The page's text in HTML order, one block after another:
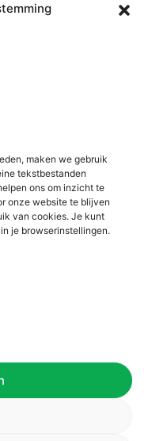
maken we gebruik
tekstbestanden
ons om inzicht te
onze website te blijven
van cookies. Je kunt
je browserinstellingen.
in ICT / IT
voorwaarden